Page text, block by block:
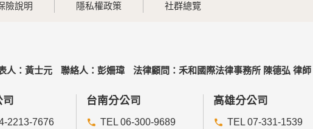
個人、團體、私人企業或公務機關，但有法律依據或合約義務者，不在
險說明 隱私權政策 社群總覽
人：黃士元 聯絡人：彭姍瑋 法律顧問：禾和國際法律事務所 陳德弘 律師
2213-7676
台南分公司
TEL 06-300-9689
高雄分公司
TEL 07-331-1539